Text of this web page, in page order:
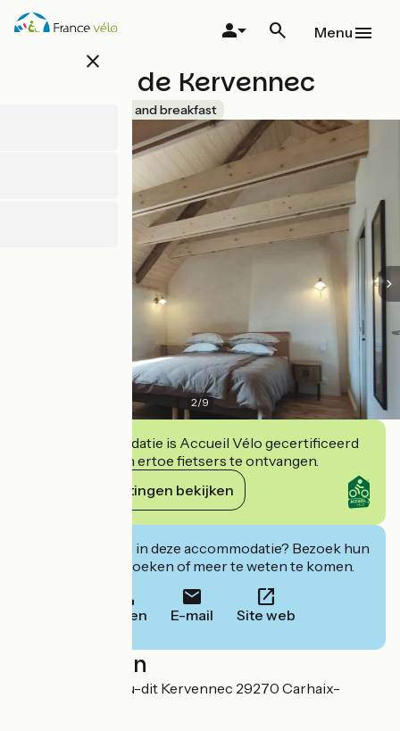
Overslaan
en
close
Menu
Domaine de Kervennec
Bed and breakfast
2/9
Deze accommodatie is Accueil Vélo gecertificeerd
en verbindt zich ertoe fietsers te ontvangen.
Haar verplichtingen bekijken
Geïnteresseerd in deze accommodatie? Bezoek hun
website om te boeken of meer te weten te komen.
Bellen E-mail Site web
Localisation
Jérôme Faller Lieu-dit Kervennec 29270 Carhaix-